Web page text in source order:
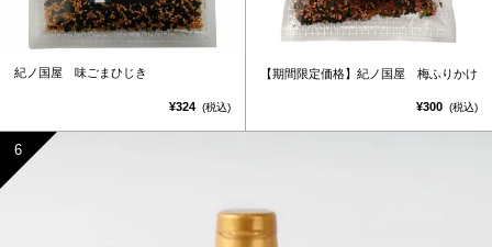
紀ノ国屋 味ごまひじき
¥324 (税込)
【期間限定価格】紀ノ国屋 梅ふりかけ
¥300 (税込)